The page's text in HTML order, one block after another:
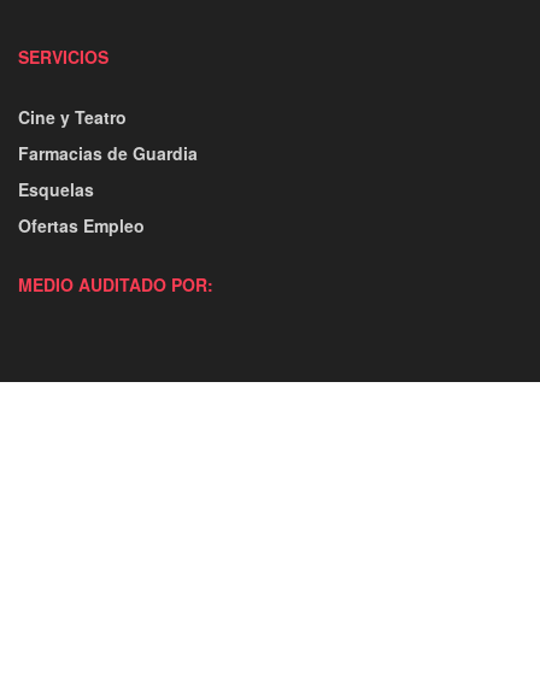
SERVICIOS
Cine y Teatro
Farmacias de Guardia
Esquelas
Ofertas Empleo
MEDIO AUDITADO POR: